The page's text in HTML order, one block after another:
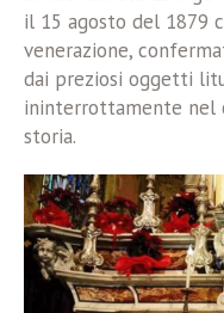
il 15 agosto del 1879
venerazione,
dai preziosi oggetti
ininterrottamente nel
storia.